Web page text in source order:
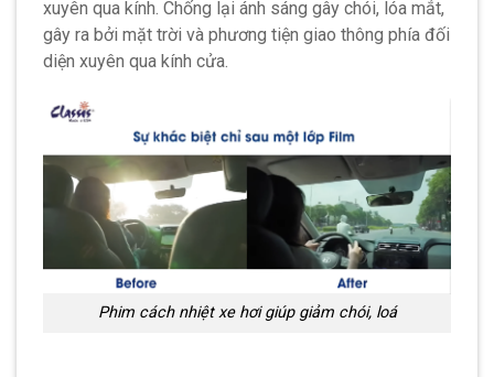
xuyên qua kính. Chống lại ánh sáng gây chói, lóa mắt,
gây ra bởi mặt trời và phương tiện giao thông phía đối
diện xuyên qua kính cửa.
Phim cách nhiệt xe hơi giúp giảm chói, loá